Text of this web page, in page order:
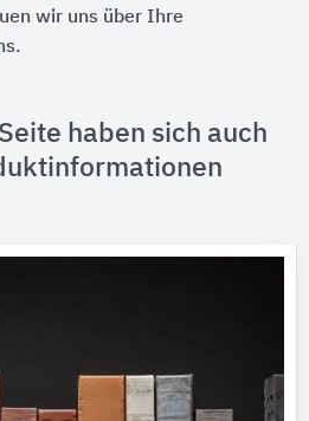
wir uns über Ihre
haben sich auch